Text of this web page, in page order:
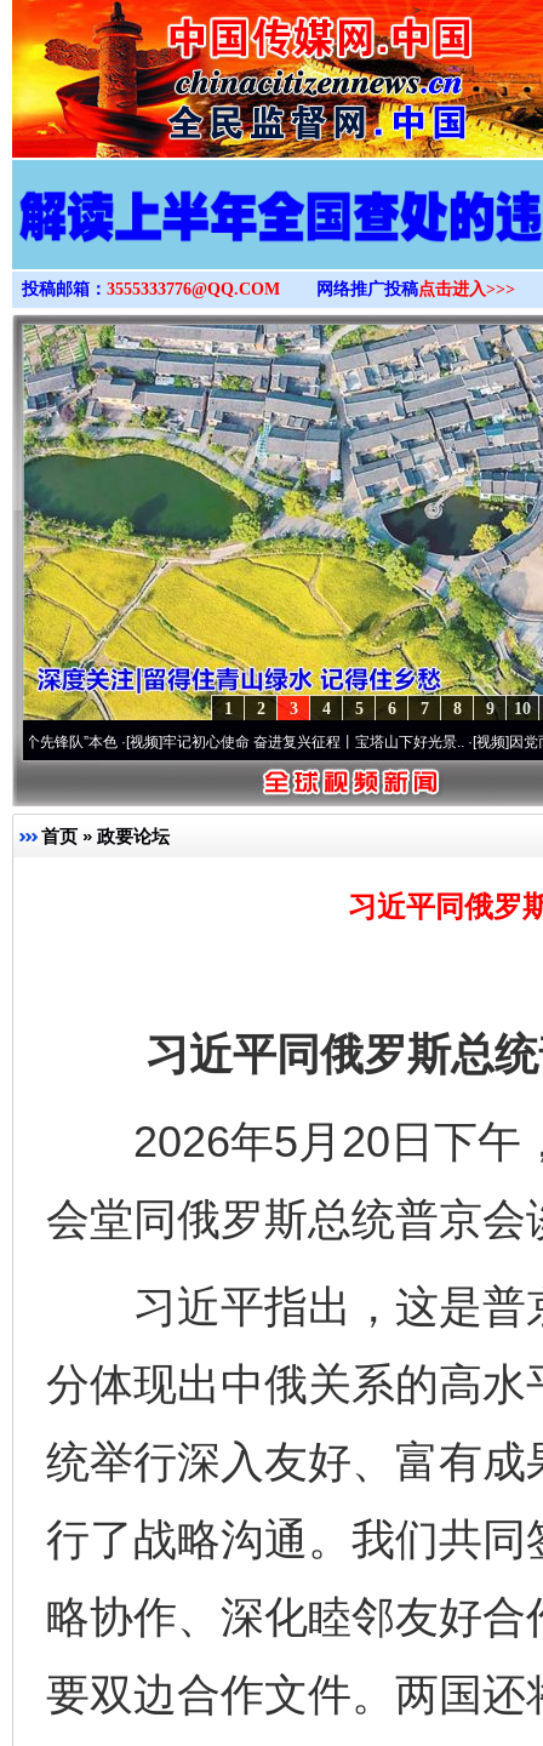
>
投稿邮箱： 3555333776@QQ.COM 网络推广投稿点击进入>>>
10
9
8
7
6
5
4
3
2
1
”本色·[视频]牢记初心使命 奋进复兴征程丨宝塔山下好光景..·[视频]因党而生 为党
首页 » 政要论坛
习近平同俄罗
习近平同俄罗斯总统
2026年5月20日下午
会堂同俄罗斯总统普京
习近平指出，这是普
分体现出中俄关系的高
统举行深入友好、富有
行了战略沟通。我们共
略协作、深化睦邻友好
要双边合作文件。两国